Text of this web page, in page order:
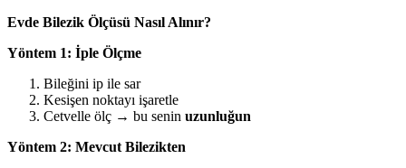
Evde Bilezik Ölçüsü Nasıl Alınır?
Yöntem 1: İple Ölçme
Bileğini ip ile sar
Kesişen noktayı işaretle
Cetvelle ölç → bu senin uzunluğun
Yöntem 2: Mevcut Bilezikten